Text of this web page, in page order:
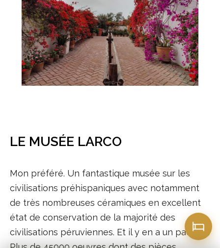
LE MUSÉE LARCO
Mon préféré. Un fantastique musée sur les
civilisations préhispaniques avec notamment
de très nombreuses céramiques en excellent
état de conservation de la majorité des
civilisations péruviennes. Et il y en a un paquet !